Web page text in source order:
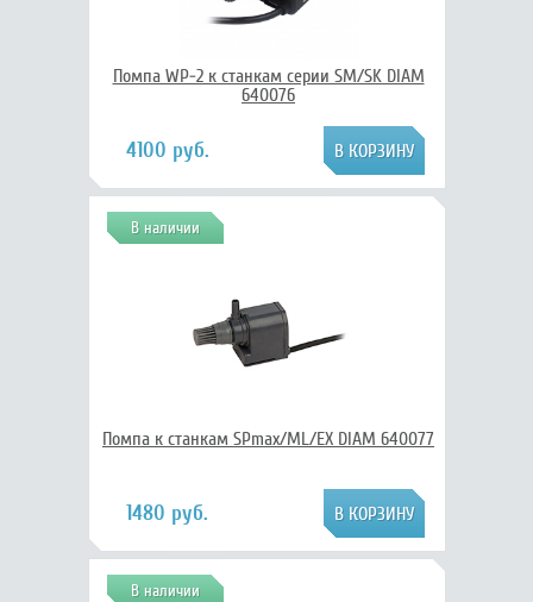
Помпа WP-2 к станкам серии SM/SK DIAM
640076
4100 руб.
В наличии
Помпа к станкам SPmax/ML/EX DIAM 640077
1480 руб.
В наличии